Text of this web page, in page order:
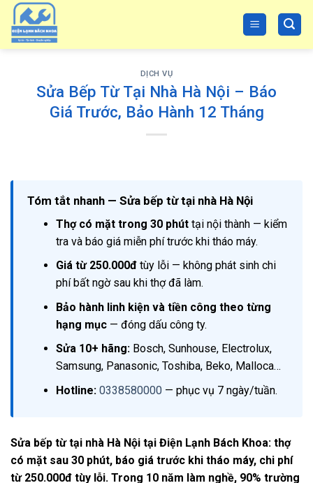
Skip
content
DỊCH VỤ
Sửa Bếp Từ Tại Nhà Hà Nội – Báo
Giá Trước, Bảo Hành 12 Tháng
Tóm tắt nhanh — Sửa bếp từ tại nhà Hà Nội
Thợ có mặt trong 30 phúttại nội thành — kiểm
tra và báo giá miễn phí trước khi tháo máy.
Giá từ 250.000đtùy lỗi — không phát sinh chi
phí bất ngờ sau khi thợ đã làm.
Bảo hành linh kiện và tiền công theo từng
hạng mục— đóng dấu công ty.
Sửa 10+ hãng:Bosch, Sunhouse, Electrolux,
Samsung, Panasonic, Toshiba, Beko, Malloca…
Hotline: 0338580000— phục vụ 7 ngày/tuần.
Sửa bếp từ tại nhà Hà Nội tại Điện Lạnh Bách Khoa: thợ
có mặt sau 30 phút, báo giá trước khi tháo máy, chi phí
từ 250.000đ tùy lỗi. Trong 10 năm làm nghề, 90% trường